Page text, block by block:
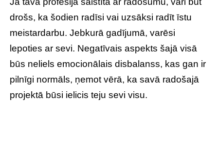
drošs, ka šodien radīsi vai uzsāksi radīt īstu
meistardarbu. Jebkurā gadījumā, varēsi
lepoties ar sevi. Negatīvais aspekts šajā visā
būs neliels emocionālais disbalanss, kas gan ir
pilnīgi normāls, ņemot vērā, ka savā radošajā
projektā būsi ielicis teju sevi visu.